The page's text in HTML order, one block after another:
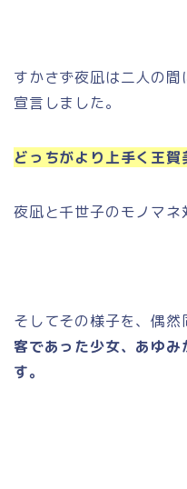
すかさず夜凪は二人の
宣言しました。
どっちがより上手く王賀
夜凪と千世子のモノマネ
そしてその様子を、偶
客であった少女、あゆ
す。